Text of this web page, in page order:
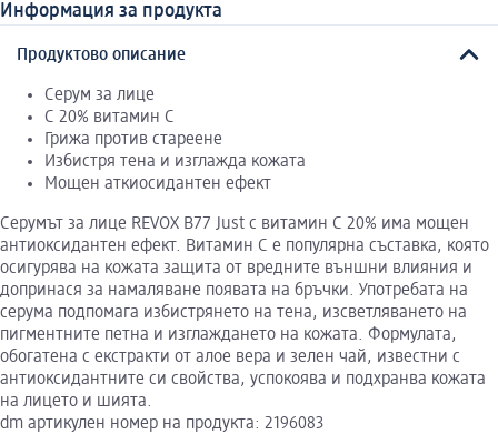
Информация за продукта
Продуктово описание
Серум за лице
С 20% витамин С
Грижа против стареене
Избистря тена и изглажда кожата
Мощен аткиосидантен ефект
Серумът за лице REVOX B77 Just с витамин С 20% има мощен
антиоксидантен ефект. Витамин С е популярна съставка, която
осигурява на кожата защита от вредните външни влияния и
допринася за намаляване появата на бръчки. Употребата на
серума подпомага избистрянето на тена, изсветляването на
пигментните петна и изглаждането на кожата. Формулата,
обогатена с екстракти от алое вера и зелен чай, известни с
антиоксидантните си свойства, успокоява и подхранва кожата
на лицето и шията.
dm артикулен номер на продукта: 2196083